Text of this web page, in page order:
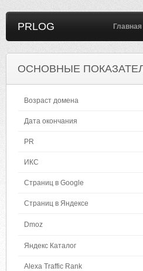
PRLOG Главная
ОСНОВНЫЕ
Возраст домена
Дата окончания
PR
ИКС
Страниц в Google
Страниц в Яндексе
Dmoz
Яндекс Каталог
Alexa Traffic Rank